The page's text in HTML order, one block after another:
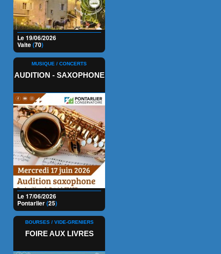
Le 19/06/2026
Vaite(70)
MUSIQUE / CONCERTS
AUDITION - SAXOPHONE
Le 17/06/2026
Pontarlier(25)
BOURSES / VIDE-GRENIERS
FOIRE AUX LIVRES